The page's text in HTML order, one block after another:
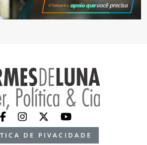
DE PIVACIDADE